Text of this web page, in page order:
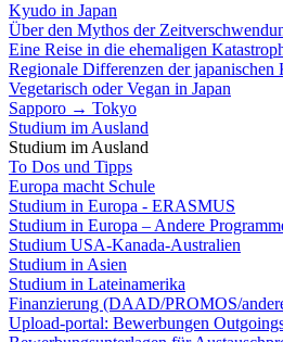
Kyudo in Japan
Über den Mythos der
Eine Reise in die ehemaligen
Regionale Differenzen der japanischen
Vegetarisch oder Vegan in Japan
Sapporo → Tokyo
Studium im Ausland
Studium im Ausland
To Dos und Tipps
Europa macht Schule
Studium in Europa - ERASMUS
Studium in Europa – Andere
Studium USA-Kanada-Australien
Studium in Asien
Studium in Lateinamerika
Finanzierung (DAAD/PROMOS/
Upload-portal: Bewerbungen